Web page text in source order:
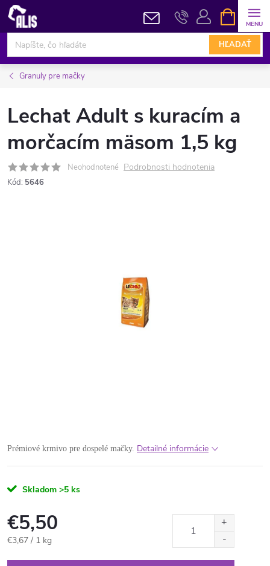
Prejsť
obsah
HĽADAŤ
KOŠÍK
Granuly pre mačky
Lechat Adult s kuracím a
morčacím mäsom 1,5 kg
Neohodnotené Podrobnosti hodnotenia
Kód: 5646
Prémiové krmivo pre dospelé mačky. Detailné informácie
Skladom >5 ks
€5,50
Jednotková
€3,67 / 1 kg